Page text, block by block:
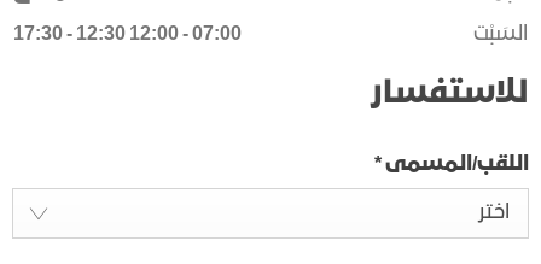
السَبْت
07:00
-
12:00
12:30
-
17:30
للاستفسار
اللقب/المسمى*
اختر